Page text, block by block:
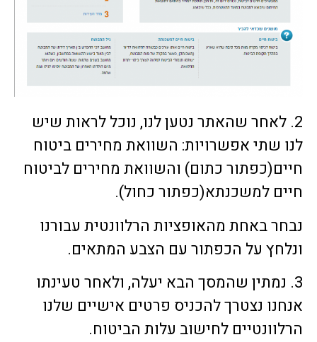
2. לאחר שהאתר נטען לנו, נוכל לראות שיש
לנו שתי אפשרויות: השוואת מחירים ביטוח
חיים(כפתור כתום) והשוואת מחירים לביטוח
חיים למשכנתא(כפתור כחול).
נבחר באחת מהאופציות הרלוונטית עבורנו
ונלחץ על הכפתור עם הצבע המתאים.
3. נמתין שהמסך הבא יעלה, ולאחר טעינתו
אנחנו נצטרך להכניס פרטים אישיים שלנו
הרלוונטיים לחישוב עלות הביטוח.